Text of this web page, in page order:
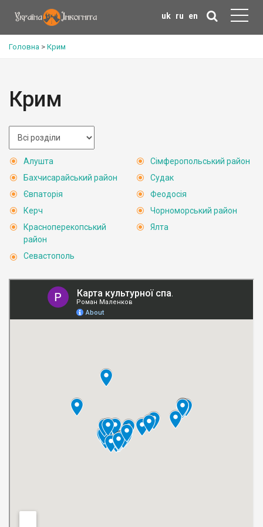
uk ru en
Головна > Крим
Крим
Алушта
Бахчисарайський район
Євпаторія
Керч
Красноперекопський
район
Севастополь
Сімферопольський район
Судак
Феодосія
Чорноморський район
Ялта